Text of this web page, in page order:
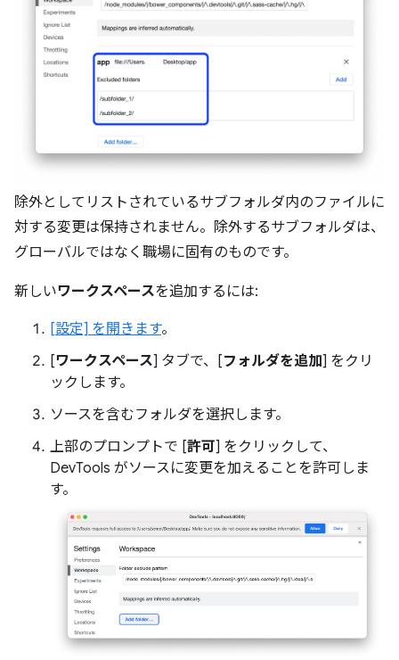
除外としてリストされているサブフォルダ内のファイルに
対する変更は保持されません。除外するサブフォルダは、
グローバルではなく職場に固有のものです。
新しいワークスペースを追加するには:
[設定] を開きます。
[ワークスペース] タブで、[フォルダを追加] をクリ
ックします。
ソースを含むフォルダを選択します。
上部のプロンプトで [許可] をクリックして、
DevTools がソースに変更を加えることを許可しま
す。